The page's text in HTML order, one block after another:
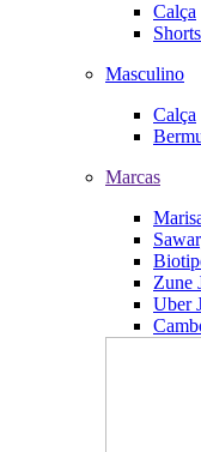
Calça
Masculino
Calça
Marcas
Zune
Uber